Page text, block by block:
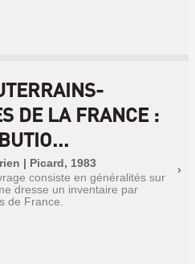
DE LA FRANCE :
| Picard, 1983
consiste en généralités sur
dresse un inventaire par
de France‎.